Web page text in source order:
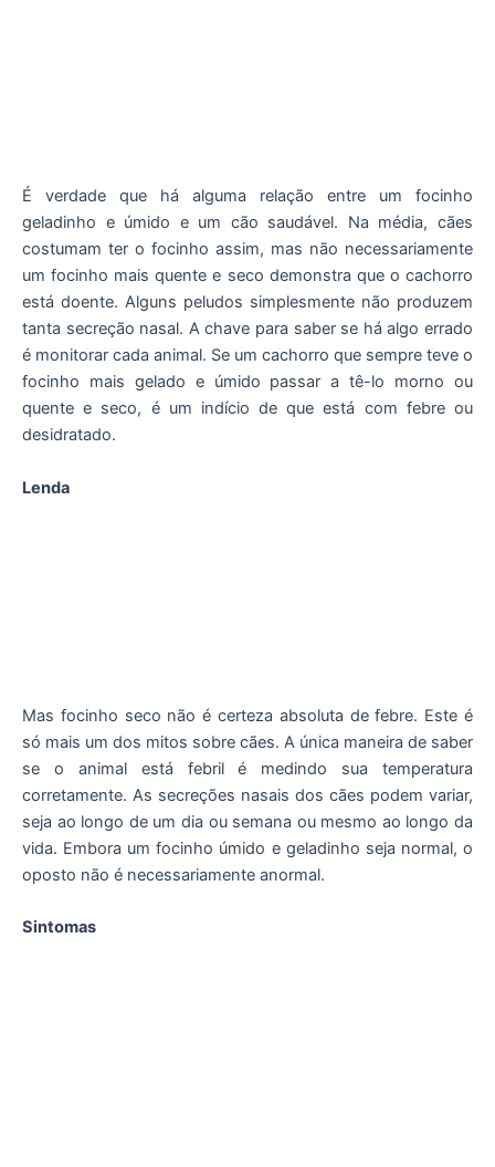
É verdade que há alguma relação entre um focinho
geladinho e úmido e um cão saudável. Na média, cães
costumam ter o focinho assim, mas não necessariamente
um focinho mais quente e seco demonstra que o cachorro
está doente. Alguns peludos simplesmente não produzem
tanta secreção nasal. A chave para saber se há algo errado
é monitorar cada animal. Se um cachorro que sempre teve o
focinho mais gelado e úmido passar a tê-lo morno ou
quente e seco, é um indício de que está com febre ou
desidratado.
Lenda
Mas focinho seco não é certeza absoluta de febre. Este é
só mais um dos mitos sobre cães. A única maneira de saber
se o animal está febril é medindo sua temperatura
corretamente. As secreções nasais dos cães podem variar,
seja ao longo de um dia ou semana ou mesmo ao longo da
vida. Embora um focinho úmido e geladinho seja normal, o
oposto não é necessariamente anormal.
Sintomas